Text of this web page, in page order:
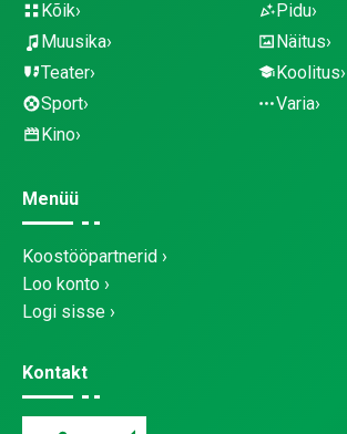
Kõik
Muusika
Teater
Sport
Kino
Pidu
Näitus
Koolitus
Varia
Menüü
Koostööpartnerid
Loo konto
Logi sisse
Kontakt